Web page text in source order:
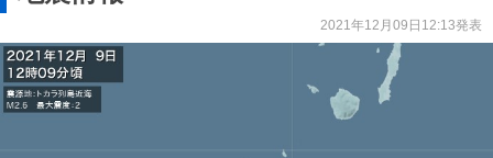
2021年12月09日12:13発表